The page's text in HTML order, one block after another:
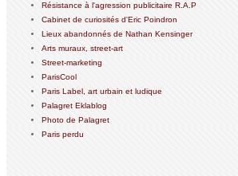
Résistance à l'agression publicitaire R.A.P
Cabinet de curiosités d'Eric Poindron
Lieux abandonnés de Nathan Kensinger
Arts muraux, street-art
Street-marketing
ParisCool
Paris Label, art urbain et ludique
Palagret Eklablog
Photo de Palagret
Paris perdu